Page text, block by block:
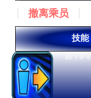
撤离乘员
技能
卸下